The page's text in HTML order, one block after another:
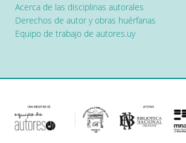
Acerca de las disciplinas autorales
Derechos de autor y obras huérfanas
Equipo de trabajo de autores.uy